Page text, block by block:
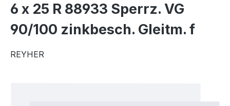
6 x 25 R 88933 Sperrz. VG
90/100 zinkbesch. Gleitm. f
REYHER